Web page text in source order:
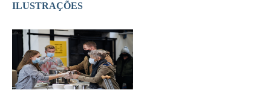
ILUSTRAÇÕES